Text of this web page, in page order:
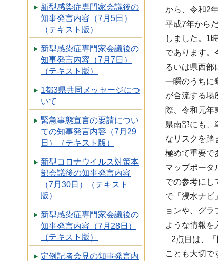
新型感染症専門家会議後の
知事発言内容（7月5日）
（テキスト版）
新型感染症専門家会議後の
知事発言内容（7月7日）
（テキスト版）
1都3県共同メッセージにつ
いて
緊急事態宣言の要請につい
ての知事発言内容（7月29
日）（テキスト版）
新型コロナウイルス対策本
部会議後の知事発言内容
（7月30日）（テキスト
版）
新型感染症専門家会議後の
知事発言内容（7月28日）
（テキスト版）
定例記者会見の知事発言内
から、令和2
平成7年から
しました。1
であります。
るいは県西部
一瞬のうちに
が合流する場
際、令和元年
県南部にも、
なリスクを踏
極めて重要で
マップポータ
での参考にし
で「浸水ナビ
ョンや、グ
ような情報を
2点目は、「
ことも大切で